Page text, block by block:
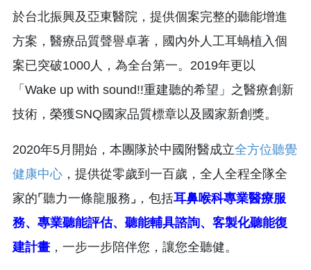
於台北振興及亞東醫院，提供個案完整的聽能增進
方案，醫療品質聲譽卓著，國內外人工耳蝸植入個
案已突破1000人，為全台第一。2019年更以
「Wake up with sound!!重建聽的希望」之醫療創新
技術，榮獲SNQ國家品質標章以及國家新創獎。
2020年5月開始，本團隊於中國附醫成立全方位聽覺
健康中心 ，提供從零歲到一百歲，全人全程全隊全
家的⌜聽力一條龍服務⌟，包括耳鼻喉科專業醫療服
務、專業聽能評估、聽能輔具諮詢、客製化聽能復
建計畫 ，一步一步陪伴您，讓您全聽健。